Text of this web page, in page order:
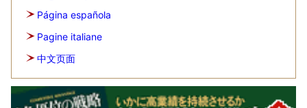
Página española
Pagine italiane
中文页面